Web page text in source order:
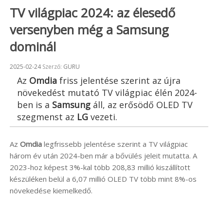
TV világpiac 2024: az élesedő
versenyben még a Samsung
dominál
Beküldve:
2025-02-24Szerző: GURU
Az Omdia friss jelentése szerint az újra
növekedést mutató TV világpiac élén 2024-
ben is a Samsung áll, az erősödő OLED TV
szegmenst az LG vezeti.
Az Omdia legfrissebb jelentése szerint a TV világpiac
három év után 2024-ben már a bővülés jeleit mutatta. A
2023-hoz képest 3%-kal több 208,83 millió kiszállított
készüléken belül a 6,07 millió OLED TV több mint 8%-os
növekedése kiemelkedő.